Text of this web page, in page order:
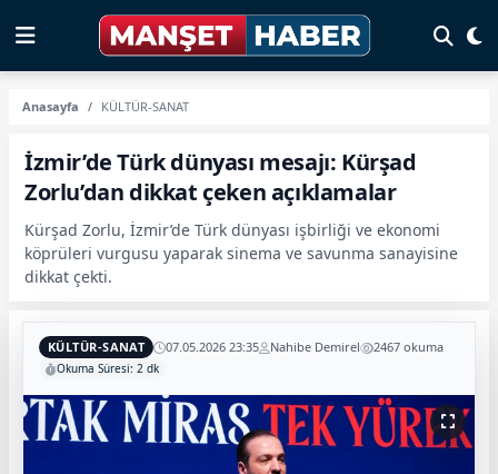
Anasayfa KÜLTÜR-SANAT
İzmir’de Türk dünyası mesajı: Kürşad
Zorlu’dan dikkat çeken açıklamalar
Kürşad Zorlu, İzmir’de Türk dünyası işbirliği ve ekonomi
köprüleri vurgusu yaparak sinema ve savunma sanayisine
dikkat çekti.
KÜLTÜR-SANAT 07.05.2026 23:35 Nahibe Demirel 2467 okuma
Okuma Süresi: 2 dk